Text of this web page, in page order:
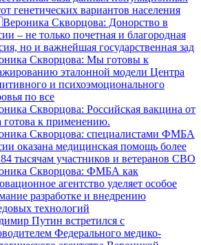
генетических вариантов населения
Скворцова: Донорство в
– не только почетная и благородная
но и важнейшая государственная зад
Скворцова: Мы готовы к
эталонной модели Центра
и психоэмоционального
по все
Скворцова: Российская вакцина от
готова к применению.
Скворцова: специалистами ФМБА
оказана медицинская помощь более
тысячам участников и ветеранов СВО
Скворцова: ФМБА как
агентство уделяет особое
разработке и внедрению
технологий
Путин встретился с
Федерального медико-